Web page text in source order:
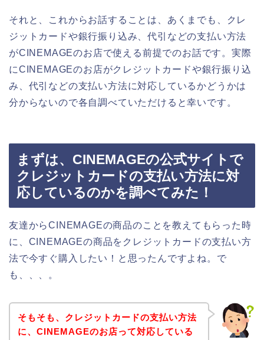
それと、これからお話することは、あくまでも、クレ
ジットカードや銀行振り込み、代引などの支払い方法
がCINEMAGEのお店で使える前提でのお話です。実際
にCINEMAGEのお店がクレジットカードや銀行振り込
み、代引などの支払い方法に対応しているかどうかは
分からないので各自調べていただけると幸いです。
まずは、CINEMAGEの公式サイトで
クレジットカードの支払い方法に対
応しているのかを調べてみた！
友達からCINEMAGEの商品のことを教えてもらった時
に、CINEMAGEの商品をクレジットカードの支払い方
法で今すぐ購入したい！と思ったんですよね。で
も、、、。
そもそも、クレジットカードの支払い方法
に、CINEMAGEのお店って対応している